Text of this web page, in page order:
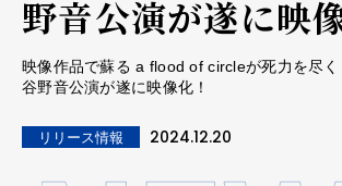
野音公演が遂に映像
映像作品で蘇る a flood of circleが死力を尽
谷野音公演が遂に映像化！
リリース情報 2024.12.20